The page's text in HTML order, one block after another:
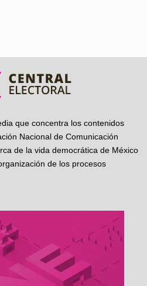
que concentra los contenidos
Nacional de Comunicación
de la vida democrática de México
de los procesos